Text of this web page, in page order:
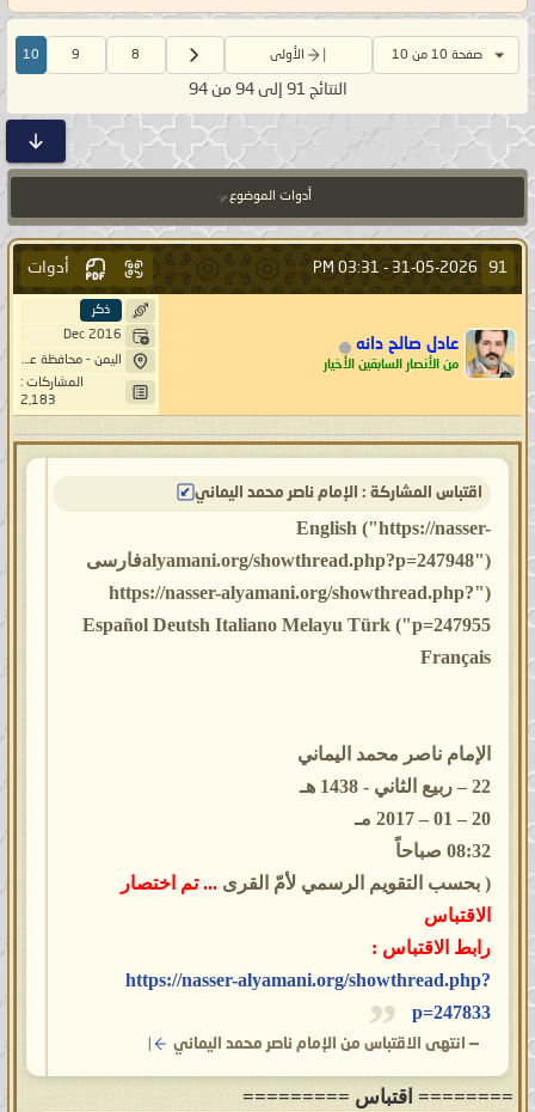
صفحة 10 من 10 الأولى 8
9
10
النتائج 91 إلى 94 من 94
أدوات الموضوع
91
31-05-2026 -
03:31 PM أدوات
عادل صالح دانه
من الأنصار السابقين الأخيار
ذكر
Dec 2016
اليمن - محافظة عمران - مديرية بني صريم - قبة خيار - حاشد
المشاركات :
2,183
اقتباس المشاركة : الإمام ناصر محمد اليماني
English ("https://nasser-
alyamani.org/showthread.php?p=247948")فارسی
("https://nasser-alyamani.org/showthread.php?
p=247955") Español Deutsh Italiano Melayu Türk
Français
الإمام ناصر محمد اليماني
22 – ربيع الثاني - 1438 هـ
20 – 01 – 2017 مـ
08:32 صباحاً
( بحسب التقويم الرسمي لأمّ القرى... تم اختصار
الاقتباس
رابط الاقتباس :
https://nasser-alyamani.org/showthread.php?
p=247833
— انتهى الاقتباس من الإمام ناصر محمد اليماني
======== اقتباس =========